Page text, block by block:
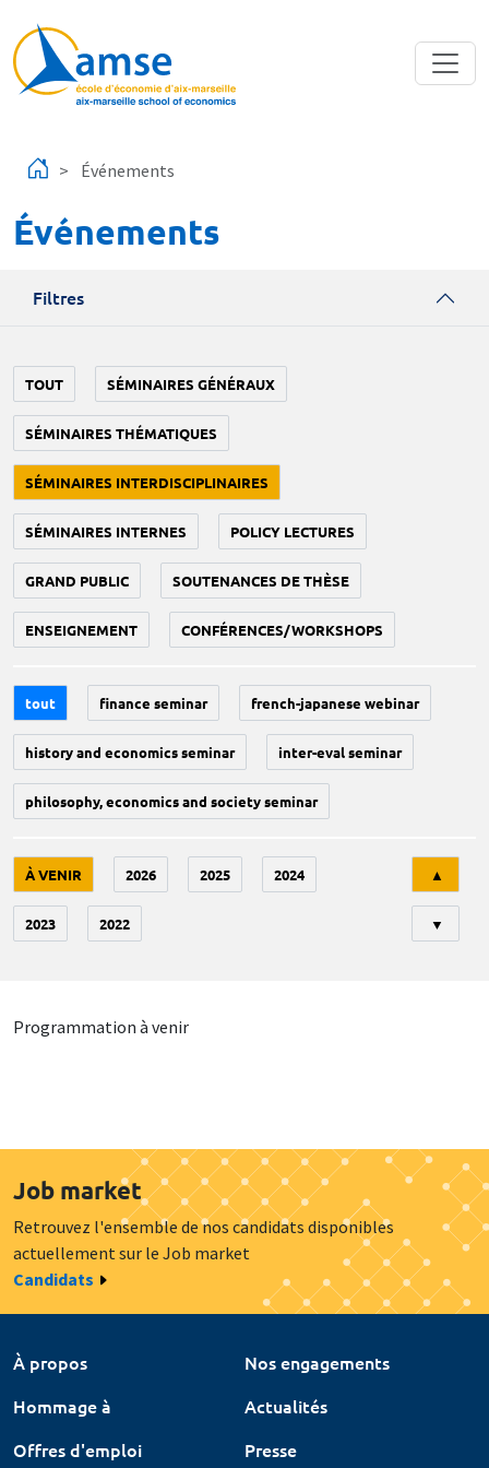
Événements
Événements
Filtres
TOUT SÉMINAIRES GÉNÉRAUX
SÉMINAIRES THÉMATIQUES
SÉMINAIRES INTERDISCIPLINAIRES
SÉMINAIRES INTERNES POLICY LECTURES
GRAND PUBLIC SOUTENANCES DE THÈSE
ENSEIGNEMENT CONFÉRENCES/WORKSHOPS
tout finance seminar french-japanese webinar
history and economics seminar inter-eval seminar
philosophy, economics and society seminar
À VENIR 2026 2025 2024
2023 2022
▲
▼
Programmation à venir
Job market
Retrouvez l'ensemble de nos candidats disponibles
actuellement sur le Job market
Candidats
À propos
Nos engagements
Hommage à
Actualités
Offres d'emploi
Presse